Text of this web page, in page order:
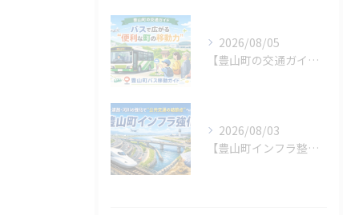
2026/08/05
【豊山町の交通ガイド】バスで広がる“便利な町の移動力”
2026/08/03
【豊山町インフラ整備】交通・道路・河川の強化で“公共交通の結節点”へ